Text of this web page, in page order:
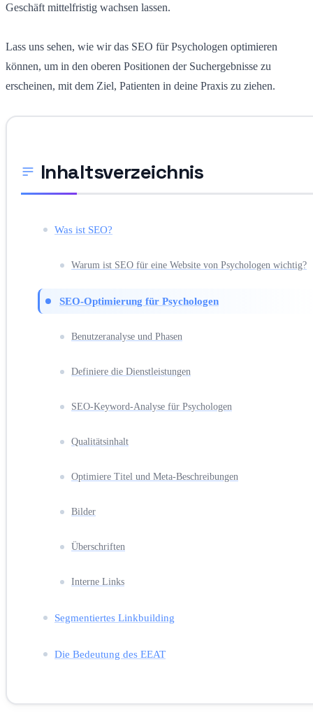
Geschäft mittelfristig wachsen lassen.
Lass uns sehen, wie wir das SEO für Psychologen optimieren
können, um in den oberen Positionen der Suchergebnisse zu
erscheinen, mit dem Ziel, Patienten in deine Praxis zu ziehen.
Inhaltsverzeichnis
Was ist SEO?
Warum ist SEO für eine Website von Psychologen wichtig?
SEO-Optimierung für Psychologen
Benutzeranalyse und Phasen
Definiere die Dienstleistungen
SEO-Keyword-Analyse für Psychologen
Qualitätsinhalt
Optimiere Titel und Meta-Beschreibungen
Bilder
Überschriften
Interne Links
Segmentiertes Linkbuilding
Die Bedeutung des EEAT